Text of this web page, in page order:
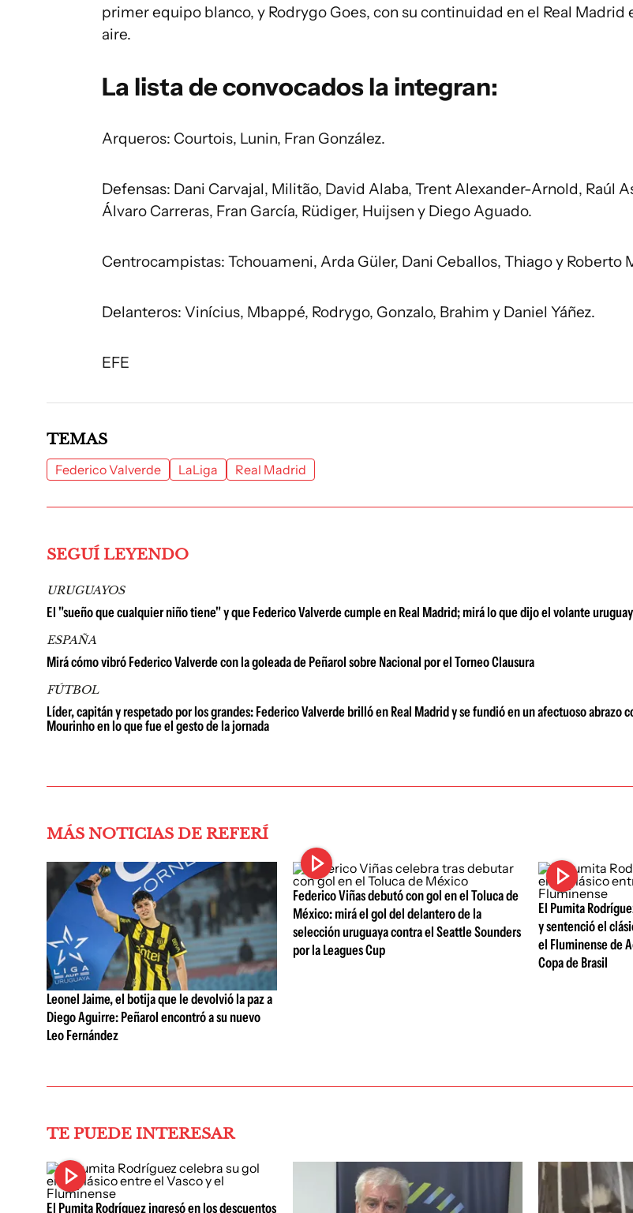
primer equipo blanco, y Rodrygo Goes, con su continuidad en el Real Madrid
aire.
La lista de convocados la integran:
Arqueros: Courtois, Lunin, Fran González.
Defensas: Dani Carvajal, Militão, David Alaba, Trent Alexander-Arnold, Raúl
Álvaro Carreras, Fran García, Rüdiger, Huijsen y Diego Aguado.
Centrocampistas: Tchouameni, Arda Güler, Dani Ceballos, Thiago y Roberto
Delanteros: Vinícius, Mbappé, Rodrygo, Gonzalo, Brahim y Daniel Yáñez.
EFE
TEMAS
Federico Valverde LaLiga Real Madrid
SEGUÍ LEYENDO
URUGUAYOS
El "sueño que cualquier niño tiene" y que Federico Valverde cumple en Real Madrid; mirá lo que dijo el volante
ESPAÑA
Mirá cómo vibró Federico Valverde con la goleada de Peñarol sobre Nacional por el Torneo Clausura
FÚTBOL
Líder, capitán y respetado por los grandes: Federico Valverde brilló en Real Madrid y se fundió en un afectuoso abrazo
Mourinho en lo que fue el gesto de la jornada
MÁS NOTICIAS DE REFERÍ
Leonel Jaime, el botija que le devolvió la paz a
Diego Aguirre: Peñarol encontró a su nuevo
Leo Fernández
Federico Viñas debutó con gol en el Toluca de
México: mirá el gol del delantero de la
selección uruguaya contra el Seattle Sounders
por la Leagues Cup
El Pumita
y sentenció el
el Fluminense de
Copa de Brasil
TE PUEDE INTERESAR
El Pumita Rodríguez ingresó en los descuentos